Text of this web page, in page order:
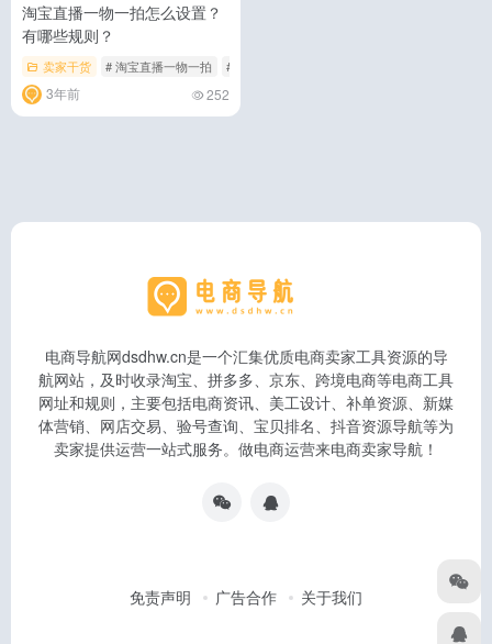
淘宝直播一物一拍怎么设置？
有哪些规则？
卖家干货 # 淘宝直播一物一拍 # 淘宝直播一物一拍怎么设置
3年前 252
电商导航网dsdhw.cn是一个汇集优质电商卖家工具资源的导
航网站，及时收录淘宝、拼多多、京东、跨境电商等电商工具
网址和规则，主要包括电商资讯、美工设计、补单资源、新媒
体营销、网店交易、验号查询、宝贝排名、抖音资源导航等为
卖家提供运营一站式服务。做电商运营来电商卖家导航！
免责声明 广告合作 关于我们